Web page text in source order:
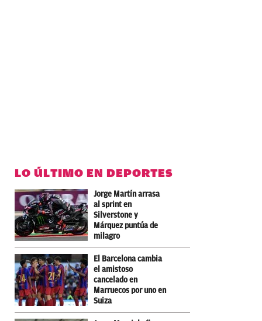
LO ÚLTIMO EN DEPORTES
Jorge Martín arrasa
al sprint en
Silverstone y
Márquez puntúa de
milagro
El Barcelona cambia
el amistoso
cancelado en
Marruecos por uno en
Suiza